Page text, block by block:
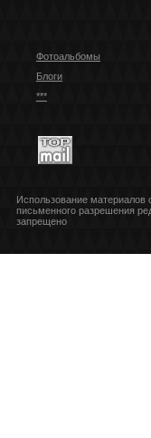
Фотоальбомы
Блоги
***
Использование материалов
письменного разрешения
запрещено